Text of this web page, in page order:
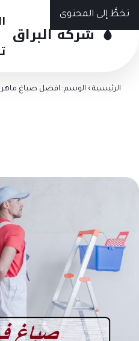
تخطَّ إلى المحتوى
شركة البراق
الرئيسية › الوسم: افضل صباغ ماهر